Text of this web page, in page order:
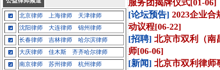
北京律师 上海律师
天津律师
沈阳律师
大连律师
锦州律师
长春律师
吉林律师
哈尔滨律师
大庆律师
佳木斯
齐齐哈尔律师
南京律师
苏州律师
杭州律师
服务团揭牌仪式[01-06]
[论坛预告] 2023企业
动议程[06-22]
[招聘] 北京市双利（南
师[06-06]
[新闻] 北京市双利律师